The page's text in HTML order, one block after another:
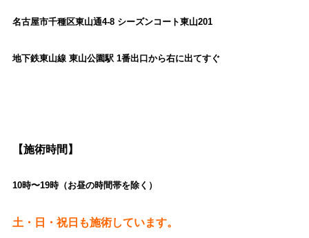
名古屋市千種区東山通4-8 シーズンコート東山201
地下鉄東山線 東山公園駅 1番出口から右に出てすぐ
【施術時間】
10時〜19時（お昼の時間帯を除く）
土・日・祝日も施術しています。